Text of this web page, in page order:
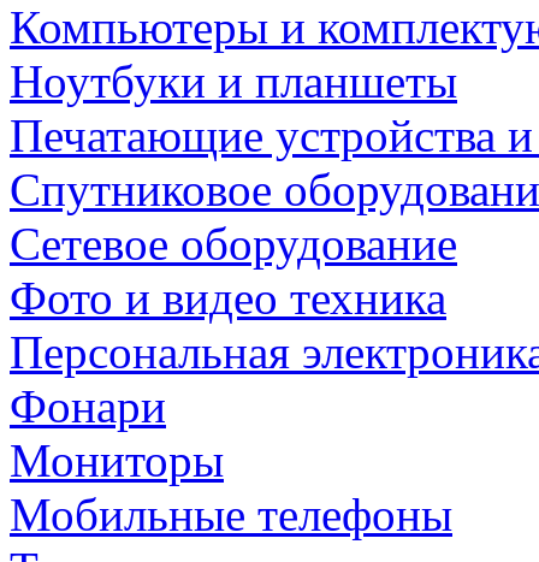
Компьютеры и
Ноутбуки и планшеты
Печатающие устройства
Спутниковое
Сетевое оборудование
Фото и видео техника
Персональная
Фонари
Мониторы
Мобильные телефоны